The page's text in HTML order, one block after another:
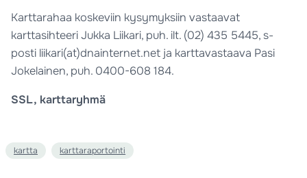
Karttarahaa koskeviin kysymyksiin vastaavat
karttasihteeri Jukka Liikari, puh. ilt. (02) 435 5445, s-
posti liikari(at)dnainternet.net ja karttavastaava Pasi
Jokelainen, puh. 0400-608 184.
SSL, karttaryhmä
kartta karttaraportointi